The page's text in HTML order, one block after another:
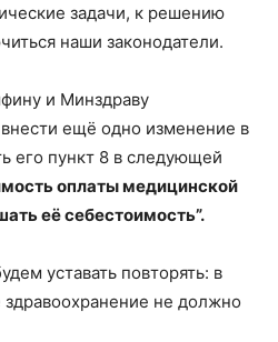
задачи, к решению
наши законодатели.
и Минздраву
ещё одно изменение в
его пункт 8 в следующей
оплаты медицинской
её себестоимость”.
уставать повторять: в
здравоохранение не должно